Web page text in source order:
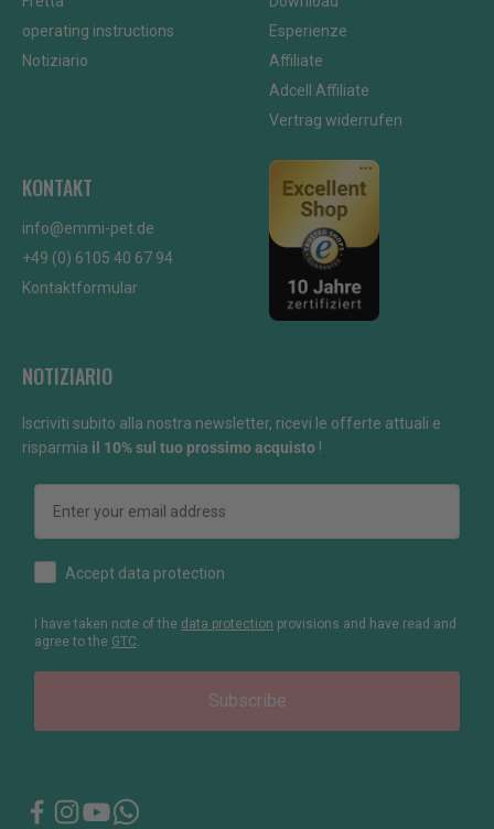
operating instructions
Notiziario
Esperienze
Affiliate
Adcell Affiliate
Vertrag widerrufen
KONTAKT
info@emmi-pet.de
+49 (0) 6105 40 67 94
Kontaktformular
NOTIZIARIO
Iscriviti subito alla nostra newsletter, ricevi le offerte attuali e
risparmia il 10% sul tuo prossimo acquisto !
Email
How would you like to hear from us?
Accept data protection
I have taken note of the data protection provisions and have read and
agree to the GTC.
Subscribe